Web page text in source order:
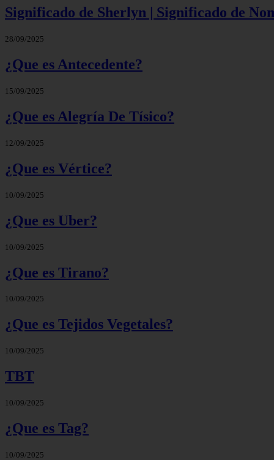
Significado de Sherlyn | Significado de
28/09/2025
¿Que es Antecedente?
15/09/2025
¿Que es Alegría De Tísico?
12/09/2025
¿Que es Vértice?
10/09/2025
¿Que es Uber?
10/09/2025
¿Que es Tirano?
10/09/2025
¿Que es Tejidos Vegetales?
10/09/2025
TBT
10/09/2025
¿Que es Tag?
10/09/2025